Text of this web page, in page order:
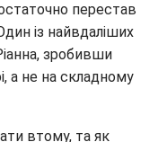
перестав
із найвдаліших
зробивши
а не на складному
втому, та як